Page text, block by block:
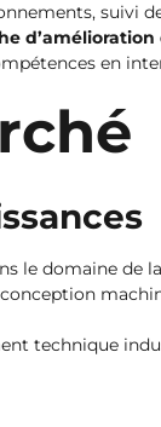
suivi
en
le domaine de
technique